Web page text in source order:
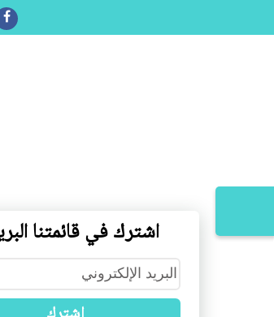
اشترك في قائمتنا